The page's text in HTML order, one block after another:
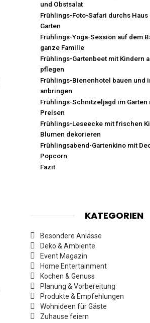
und Obstsalat
Frühlings-Foto-Safari durchs Haus
Garten
Frühlings-Yoga-Session auf dem
ganze Familie
Frühlings-Gartenbeet mit Kindern
pflegen
Frühlings-Bienenhotel bauen und
anbringen
Frühlings-Schnitzeljagd im Garten
Preisen
Frühlings-Leseecke mit frischen
Blumen dekorieren
Frühlingsabend-Gartenkino mit
Popcorn
Fazit
KATEGORIEN
Besondere Anlässe
Deko & Ambiente
Event Magazin
Home Entertainment
Kochen & Genuss
Planung & Vorbereitung
Produkte & Empfehlungen
Wohnideen für Gäste
Zuhause feiern